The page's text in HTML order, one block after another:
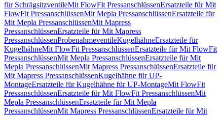
für SchrägsitzventileMit FlowFit PressanschlüssenErsatzteile für Mit
FlowFit PressanschlüssenMit Mepla PressanschlüssenErsatzteile für
Mit Mepla PressanschlüssenMit Mapress
PressanschlüssenErsatzteile für Mit Mapress
PressanschlüssenProbenahmeventileKugelhähneErsatzteile für
KugelhähneMit FlowFit PressanschlüssenErsatzteile für Mit FlowFit
PressanschlüssenMit Mepla PressanschlüssenErsatzteile für Mit
Mepla PressanschlüssenMit Mapress PressanschlüssenErsatzteile für
Mit Mapress PressanschlüssenKugelhähne für UP-
MontageErsatzteile für Kugelhähne für UP-MontageMit FlowFit
PressanschlüssenErsatzteile für Mit FlowFit PressanschlüssenMit
Mepla PressanschlüssenErsatzteile für Mit Mepla
PressanschlüssenMit Mapress PressanschlüssenErsatzteile für Mit